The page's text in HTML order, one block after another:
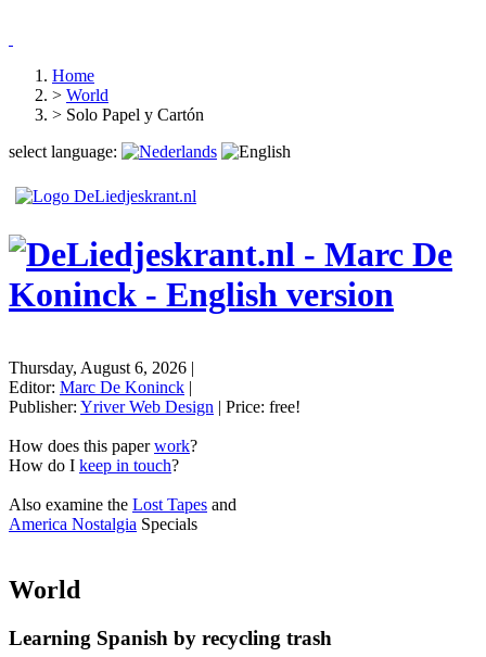
Home
> World
> Solo Papel y Cartón
select language:
Thursday, August 6, 2026 |
Editor: Marc De Koninck |
Publisher: Yriver Web Design | Price: free!
How does this paperwork?
How do I keep in touch?
Also examine the Lost Tapes and
America Nostalgia Specials
World
Learning Spanish by recycling trash